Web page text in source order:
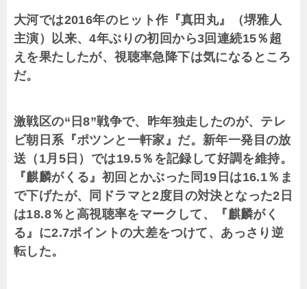
大河では2016年のヒット作『真田丸』（堺雅人
主演）以来、4年ぶりの初回から3回連続15％超
えを果たしたが、視聴率急降下は気になるところ
だ。
激戦区の“日8”戦争で、昨年独走したのが、テレ
ビ朝日系『ポツンと一軒家』だ。新年一発目の放
送（1月5日）では19.5％を記録して好調を維持。
『麒麟がくる』初回とかぶった同19日は16.1％ま
で下げたが、同ドラマと2度目の対決となった2日
は18.8％と高視聴率をマークして、『麒麟がく
る』に2.7ポイントの大差をつけて、あっさり逆
転した。